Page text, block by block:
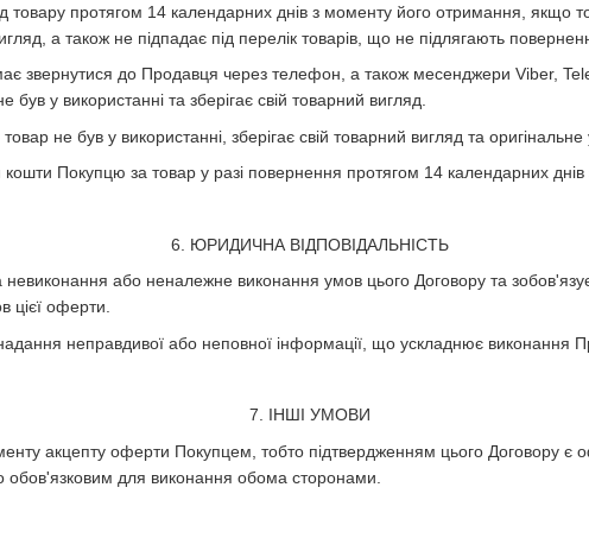
товару протягом 14 календарних днів з моменту його отримання, якщо
а також не підпадає під перелік товарів, що не підлягають
звернутися до Продавця через телефон, а також месенджери Viber,
у використанні та зберігає свій товарний вигляд.
не був у використанні, зберігає свій товарний вигляд та оригінальне
Покупцю за товар у разі повернення протягом 14 календарних
6. ЮРИДИЧНА ВІДПОВІДАЛЬНІСТЬ
невиконання або неналежне виконання умов цього Договору та
цієї оферти.
неправдивої або неповної інформації, що ускладнює виконання
7. ІНШІ УМОВИ
акцепту оферти Покупцем, тобто підтвердженням цього Договору
для виконання обома сторонами.